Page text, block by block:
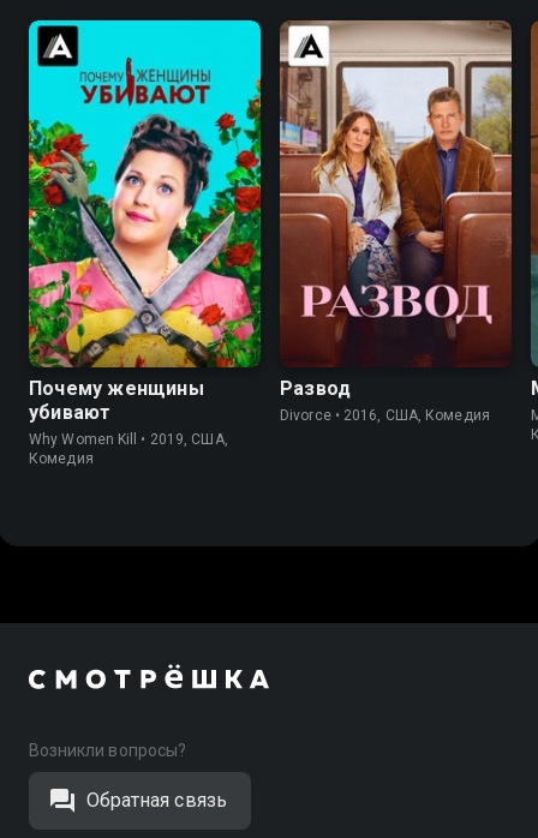
8.3 8.3
Почему женщины
убивают
Why Women Kill • 2019, США,
Комедия
6.8
Развод
Divorce • 2016, США, Комедия
Возникли вопросы?
Обратная связь